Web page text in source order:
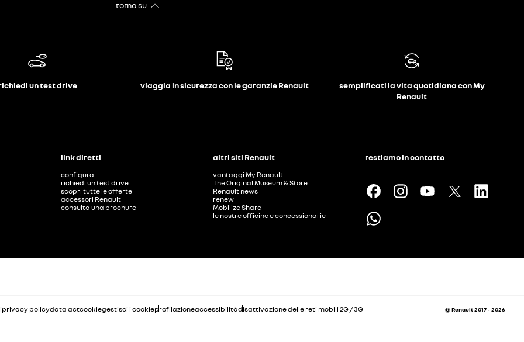
torna su
un test drive viaggia in sicurezza con le garanzie Renault
semplificati la vita quotidiana con My
Renault
link diretti
configura
richiedi un test drive
scopri tutte le offerte
accessori Renault
consulta una brochure
altri siti Renault
vantaggi My Renault
The Original Museum & Store
Renault news
renew
Mobilize Share
le nostre officine e concessionarie
restiamo in contatto
privacy policydata actcookiegestisci i cookieprofilazioneaccessibilitàdisattivazione delle reti mobili 2G / 3G © Renault 2017 - 2026